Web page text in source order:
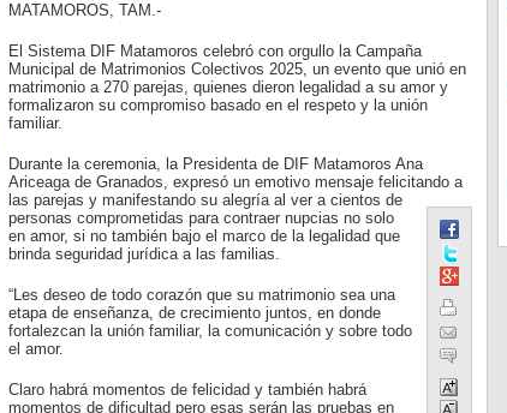
MATAMOROS, TAM.-
El Sistema DIF Matamoros celebró con orgullo la Campaña
Municipal de Matrimonios Colectivos 2025, un evento que unió en
matrimonio a 270 parejas, quienes dieron legalidad a su amor y
formalizaron su compromiso basado en el respeto y la unión
familiar.
Durante la ceremonia, la Presidenta de DIF Matamoros Ana
Ariceaga de Granados, expresó un emotivo mensaje felicitando a
las parejas y manifestando su alegría al ver a cientos de
personas comprometidas para contraer nupcias no solo
en amor, si no también bajo el marco de la legalidad que
brinda seguridad jurídica a las familias.
“Les deseo de todo corazón que su matrimonio sea una
etapa de enseñanza, de crecimiento juntos, en donde
fortalezcan la unión familiar, la comunicación y sobre todo
el amor.
Claro habrá momentos de felicidad y también habrá
momentos de dificultad pero esas serán las pruebas en